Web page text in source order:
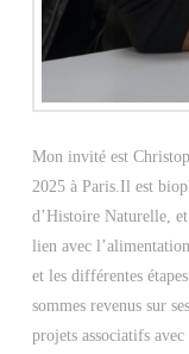
Mon invité est
2025 à Paris.Il est
d’Histoire Naturelle, et
lien avec
et les différentes
sommes revenus sur
projets associatifs